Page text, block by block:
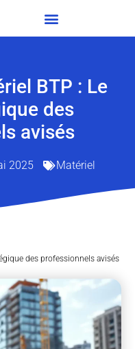
BTP : Le
des
avisés
2025 Matériel
des professionnels avisés